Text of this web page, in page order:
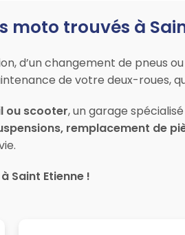
moto trouvés à
d’un changement de pneus
de votre deux-roues,
ou scooter, un garage
remplacement de
Saint Etienne !